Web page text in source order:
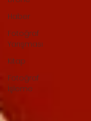
Haber
Fotoğraf
Yarışması
Kitap
Fotoğraf
İşleme